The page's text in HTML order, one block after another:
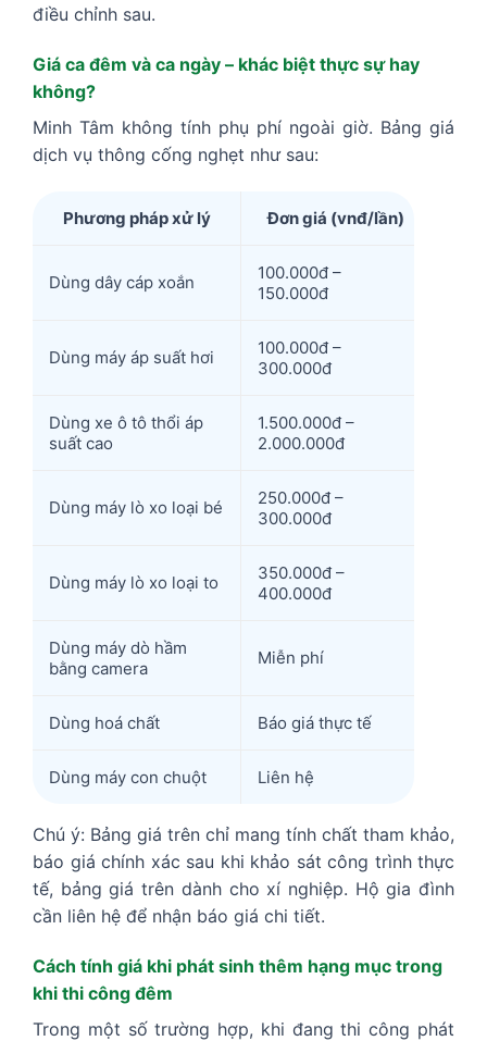
điều chỉnh sau.
Giá ca đêm và ca ngày – khác biệt thực sự hay
không?
Minh Tâm không tính phụ phí ngoài giờ. Bảng giá
dịch vụ thông cống nghẹt như sau:
Phương pháp xử lý Đơn giá (vnđ/lần)
Dùng dây cáp xoắn
100.000đ –
150.000đ
Dùng máy áp suất hơi
100.000đ –
300.000đ
Dùng xe ô tô thổi áp
suất cao
1.500.000đ –
2.000.000đ
Dùng máy lò xo loại bé
250.000đ –
300.000đ
Dùng máy lò xo loại to
350.000đ –
400.000đ
Dùng máy dò hầm
bằng camera
Miễn phí
Dùng hoá chất Báo giá thực tế
Dùng máy con chuột Liên hệ
Chú ý: Bảng giá trên chỉ mang tính chất tham khảo,
báo giá chính xác sau khi khảo sát công trình thực
tế, bảng giá trên dành cho xí nghiệp. Hộ gia đình
cần liên hệ để nhận báo giá chi tiết.
Cách tính giá khi phát sinh thêm hạng mục trong
khi thi công đêm
Trong một số trường hợp, khi đang thi công phát